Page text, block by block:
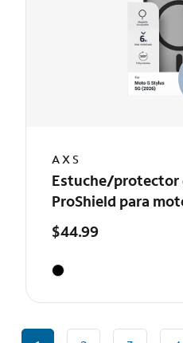
AXS
Estuche/protector
ProShield para
$44.99